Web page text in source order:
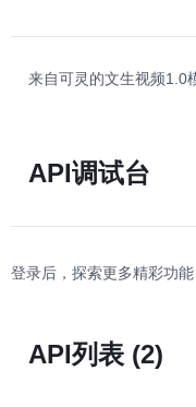
来自可灵的文生视频1.0
API调试台
登录后，探索更多精彩功能
API列表 (2)